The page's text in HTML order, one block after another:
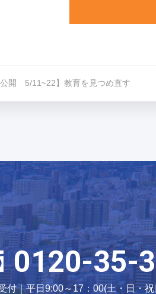
公開 5/11~22】教育を見つめ直す
0120-35-
付｜平日9:00～17：00(土・日・